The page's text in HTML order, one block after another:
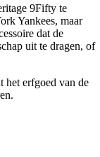
9Fifty te
Yankees, maar
dat de
uit te dragen, of
het erfgoed van de